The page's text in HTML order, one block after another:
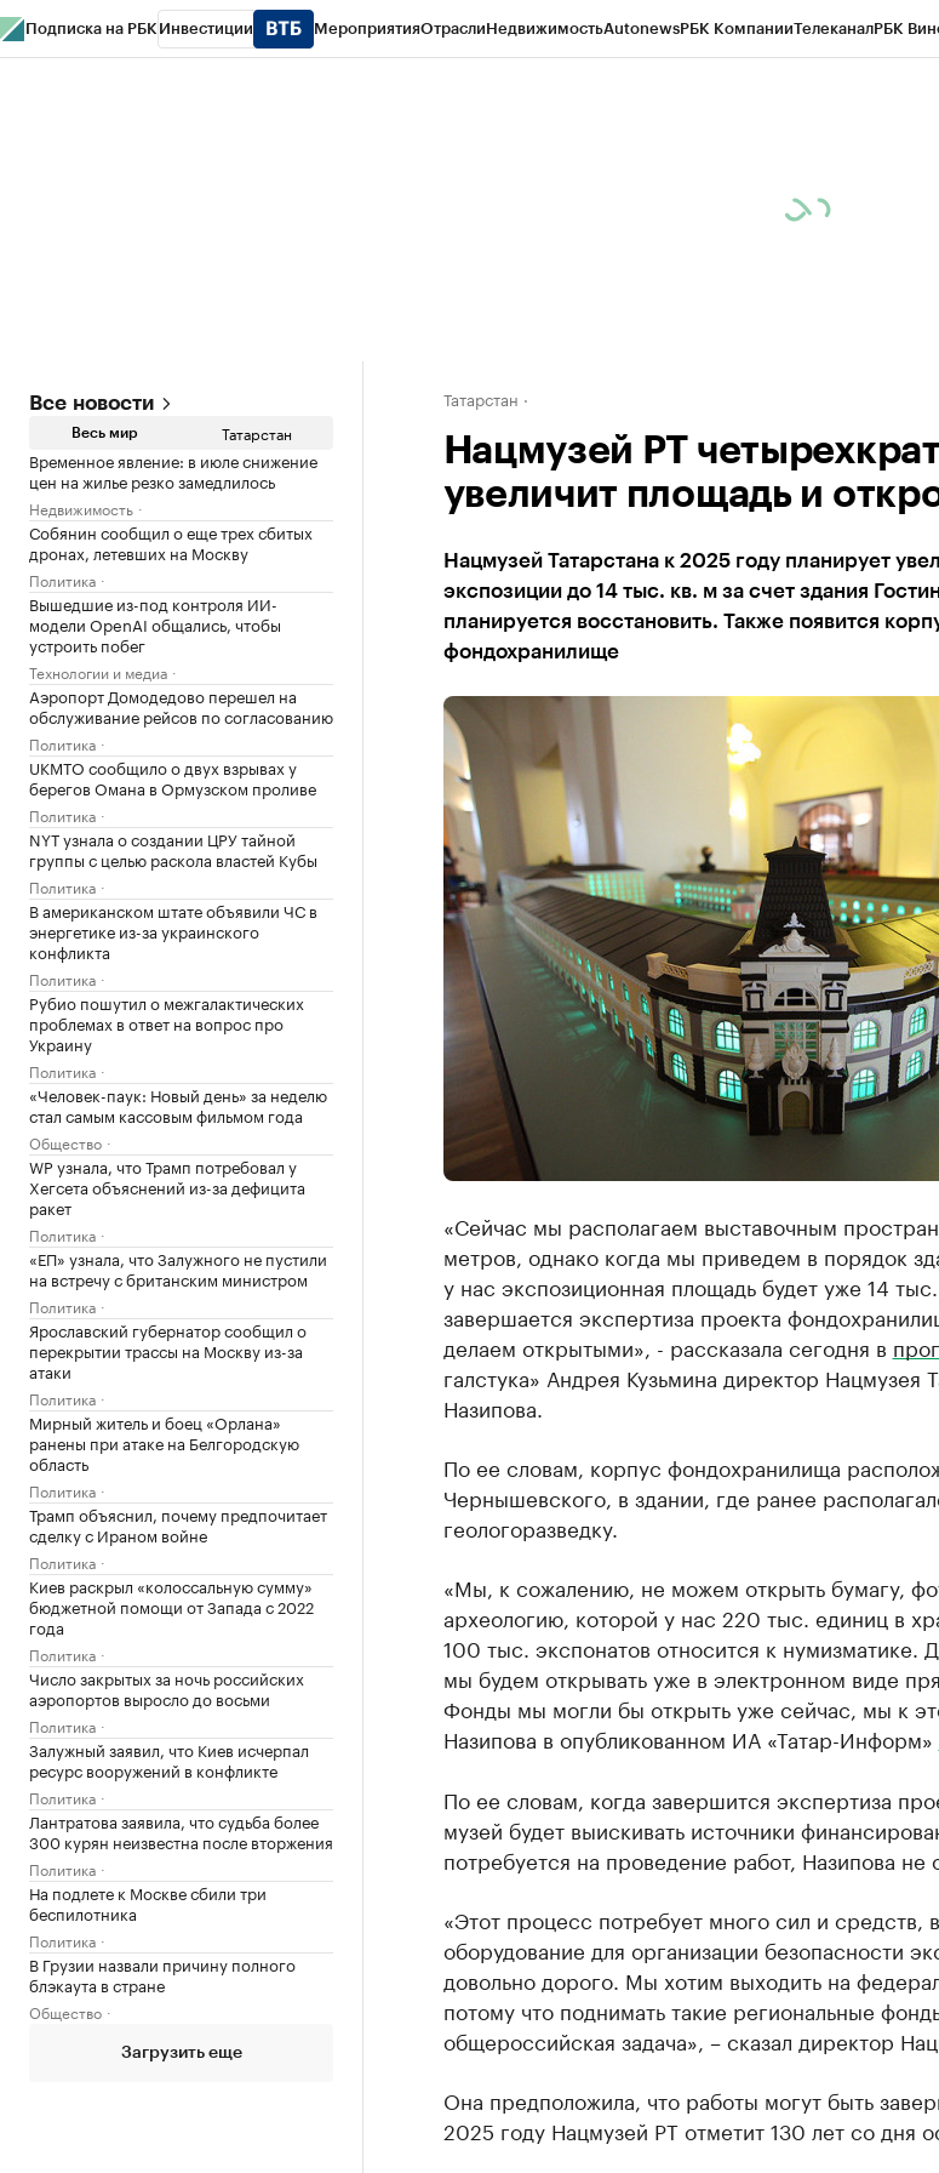
Подписка на РБК Инвестиции МероприятияОтраслиНедвижимостьAutonewsРБК КомпанииТелеканалРБК
Все новости
Весь мир Татарстан
Временное явление: в июле снижение
цен на жилье резко замедлилось
Недвижимость
Собянин сообщил о еще трех сбитых
дронах, летевших на Москву
Политика
Вышедшие из-под контроля ИИ-
модели OpenAI общались, чтобы
устроить побег
Технологии и медиа
Аэропорт Домодедово перешел на
обслуживание рейсов по согласованию
Политика
UKMTO сообщило о двух взрывах у
берегов Омана в Ормузском проливе
Политика
NYT узнала о создании ЦРУ тайной
группы с целью раскола властей Кубы
Политика
В американском штате объявили ЧС в
энергетике из-за украинского
конфликта
Политика
Рубио пошутил о межгалактических
проблемах в ответ на вопрос про
Украину
Политика
«Человек-паук: Новый день» за неделю
стал самым кассовым фильмом года
Общество
WP узнала, что Трамп потребовал у
Хегсета объяснений из-за дефицита
ракет
Политика
«ЕП» узнала, что Залужного не пустили
на встречу с британским министром
Политика
Ярославский губернатор сообщил о
перекрытии трассы на Москву из-за
атаки
Политика
Мирный житель и боец «Орлана»
ранены при атаке на Белгородскую
область
Политика
Трамп объяснил, почему предпочитает
сделку с Ираном войне
Политика
Киев раскрыл «колоссальную сумму»
бюджетной помощи от Запада с 2022
года
Политика
Число закрытых за ночь российских
аэропортов выросло до восьми
Политика
Залужный заявил, что Киев исчерпал
ресурс вооружений в конфликте
Политика
Лантратова заявила, что судьба более
300 курян неизвестна после вторжения
Политика
На подлете к Москве сбили три
беспилотника
Политика
В Грузии назвали причину полного
блэкаута в стране
Общество
Загрузить еще
Татарстан
Нацмузей РТ
увеличит площадь и
Нацмузей Татарстана к 2025 году планирует
экспозиции до 14 тыс. кв. м за счет здания
планируется восстановить. Также появится
фондохранилище
«Сейчас мы располагаем выставочным
метров, однако когда мы приведем в порядок
у нас экспозиционная площадь будет уже 14
завершается экспертиза проекта
делаем открытыми», - рассказала сегодня в
галстука» Андрея Кузьмина директор Нацмузея
Назипова.
По ее словам, корпус фондохранилища
Чернышевского, в здании, где ранее
геологоразведку.
«Мы, к сожалению, не можем открыть бумагу,
археологию, которой у нас 220 тыс. единиц в
100 тыс. экспонатов относится к нумизматике.
мы будем открывать уже в электронном виде
Фонды мы могли бы открыть уже сейчас, мы к
Назипова в опубликованном ИА «Татар-Информ»
По ее словам, когда завершится экспертиза
музей будет выискивать источники
потребуется на проведение работ, Назипова не
«Этот процесс потребует много сил и средств,
оборудование для организации безопасности
довольно дорого. Мы хотим выходить на
потому что поднимать такие региональные
общероссийская задача», – сказал директор
Она предположила, что работы могут быть
2025 году Нацмузей РТ отметит 130 лет со дня